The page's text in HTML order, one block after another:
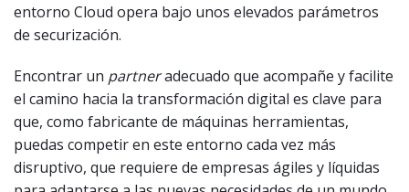
entorno Cloud opera bajo unos elevados parámetros
de securización.
Encontrar un partneradecuado que acompañe y facilite
el camino hacia la transformación digital es clave para
que, como fabricante de máquinas herramientas,
puedas competir en este entorno cada vez más
disruptivo, que requiere de empresas ágiles y líquidas